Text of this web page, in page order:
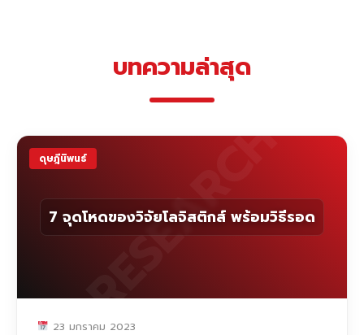
บทความล่าสุด
ดุษฎีนิพนธ์
7 จุดโหดของวิจัยโลจิสติกส์ พร้อมวิธีรอด
RESEARCH
23 มกราคม 2023